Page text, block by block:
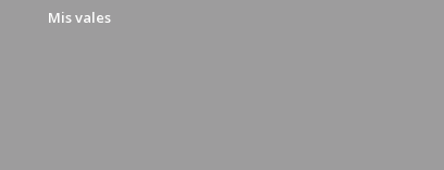
Mis vales